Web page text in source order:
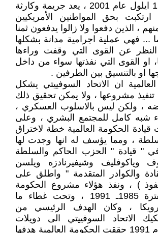
ان ما حدث في 11 ايلول عام 2001 ، يعد جريمة وكارثة
بحق المواطنين الأمريكيين
، الذين دفعوا ولا زالوا يدفعون ثمنا
... فهي عملية اجرامية مدانة بشكلها
عن القوى التي وقفت وراءها
القوى التي نفذتها سواء من داخل
او بالتنسيق بين الطرفين .
ان الاتحاد السوفييتي يشكل
تنفيذ مشروعها ، ولا يمكن تحقيق ذلك
، ولكن ليس بالاسلوب العسكري ،
شبه كامل للمجتمع البشري ، وعلى
الحكومة العالمية خطة لاختراق
، ومما يؤسف له انها وجدت لها
في " قيادة " الحزب الحاكم والسلطة
وياكوفليف وشيفيرنادزه ويلسن
والكوادر المتقدمة " واطلق على
) ، ونفذ هؤلاء مشروع الحكومة
العالمية خلال الفترة 1985ـ 1991 ، وتحت غطاء ما
، وكان الهدف الرئيسي من
الاتحاد السوفييتي الى دويلات
مستقلة ، وفي عام 1991 حققت الحكومة العالمية هدفها